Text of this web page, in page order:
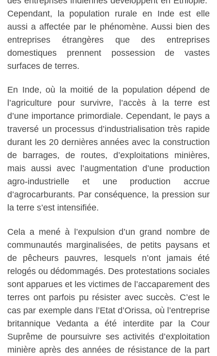
Cependant, la population rurale en Inde est elle
aussi a affectée par le phénomène. Aussi bien des
entreprises étrangères que des entreprises
domestiques prennent possession de vastes
surfaces de terres.
En Inde, où la moitié de la population dépend de
l’agriculture pour survivre, l’accès à la terre est
d’une importance primordiale. Cependant, le pays a
traversé un processus d’industrialisation très rapide
durant les 20 dernières années avec la construction
de barrages, de routes, d’exploitations minières,
mais aussi avec l’augmentation d’une production
agro-industrielle et une production accrue
d’agrocarburants. Par conséquence, la pression sur
la terre s’est intensifiée.
Cela a mené à l’expulsion d’un grand nombre de
communautés marginalisées, de petits paysans et
de pêcheurs pauvres, lesquels n’ont jamais été
relogés ou dédommagés. Des protestations sociales
sont apparues et les victimes de l’accaparement des
terres ont parfois pu résister avec succès. C’est le
cas par exemple dans l’Etat d’Orissa, où l’entreprise
britannique Vedanta a été interdite par la Cour
Suprême de poursuivre ses activités d’exploitation
minière après des années de résistance de la part